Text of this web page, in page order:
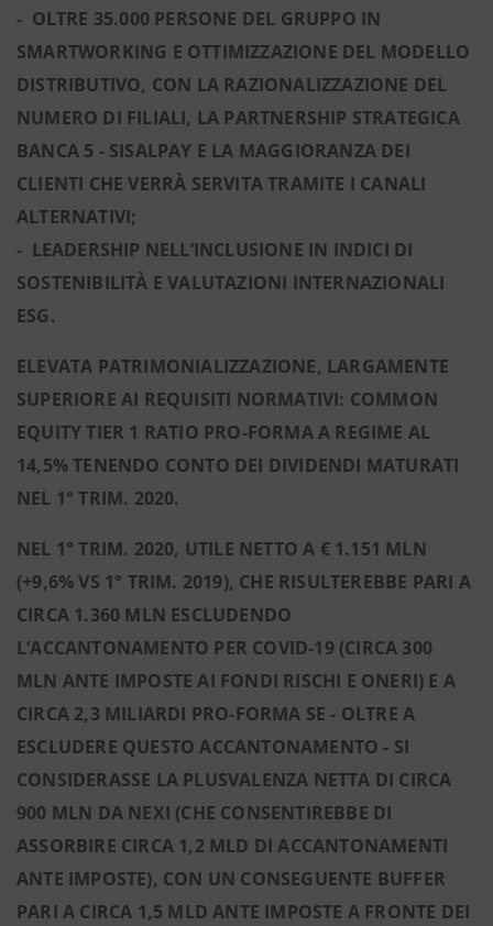
- OLTRE 35.000 PERSONE DEL GRUPPO IN
SMARTWORKING E OTTIMIZZAZIONE DEL MODELLO
DISTRIBUTIVO, CON LA RAZIONALIZZAZIONE DEL
NUMERO DI FILIALI, LA PARTNERSHIP STRATEGICA
BANCA 5 - SISALPAY E LA MAGGIORANZA DEI
CLIENTI CHE VERRÀ SERVITA TRAMITE I CANALI
ALTERNATIVI;
- LEADERSHIP NELL’INCLUSIONE IN INDICI DI
SOSTENIBILITÀ E VALUTAZIONI INTERNAZIONALI
ESG.
ELEVATA PATRIMONIALIZZAZIONE, LARGAMENTE
SUPERIORE AI REQUISITI NORMATIVI: COMMON
EQUITY TIER 1 RATIO PRO-FORMA A REGIME AL
14,5% TENENDO CONTO DEI DIVIDENDI MATURATI
NEL 1° TRIM. 2020.
NEL 1° TRIM. 2020, UTILE NETTO A € 1.151 MLN
(+9,6% VS 1° TRIM. 2019), CHE RISULTEREBBE PARI A
CIRCA 1.360 MLN ESCLUDENDO
L’ACCANTONAMENTO PER COVID-19 (CIRCA 300
MLN ANTE IMPOSTE AI FONDI RISCHI E ONERI) E A
CIRCA 2,3 MILIARDI PRO-FORMA SE - OLTRE A
ESCLUDERE QUESTO ACCANTONAMENTO - SI
CONSIDERASSE LA PLUSVALENZA NETTA DI CIRCA
900 MLN DA NEXI (CHE CONSENTIREBBE DI
ASSORBIRE CIRCA 1,2 MLD DI ACCANTONAMENTI
ANTE IMPOSTE), CON UN CONSEGUENTE BUFFER
PARI A CIRCA 1,5 MLD ANTE IMPOSTE A FRONTE DEI